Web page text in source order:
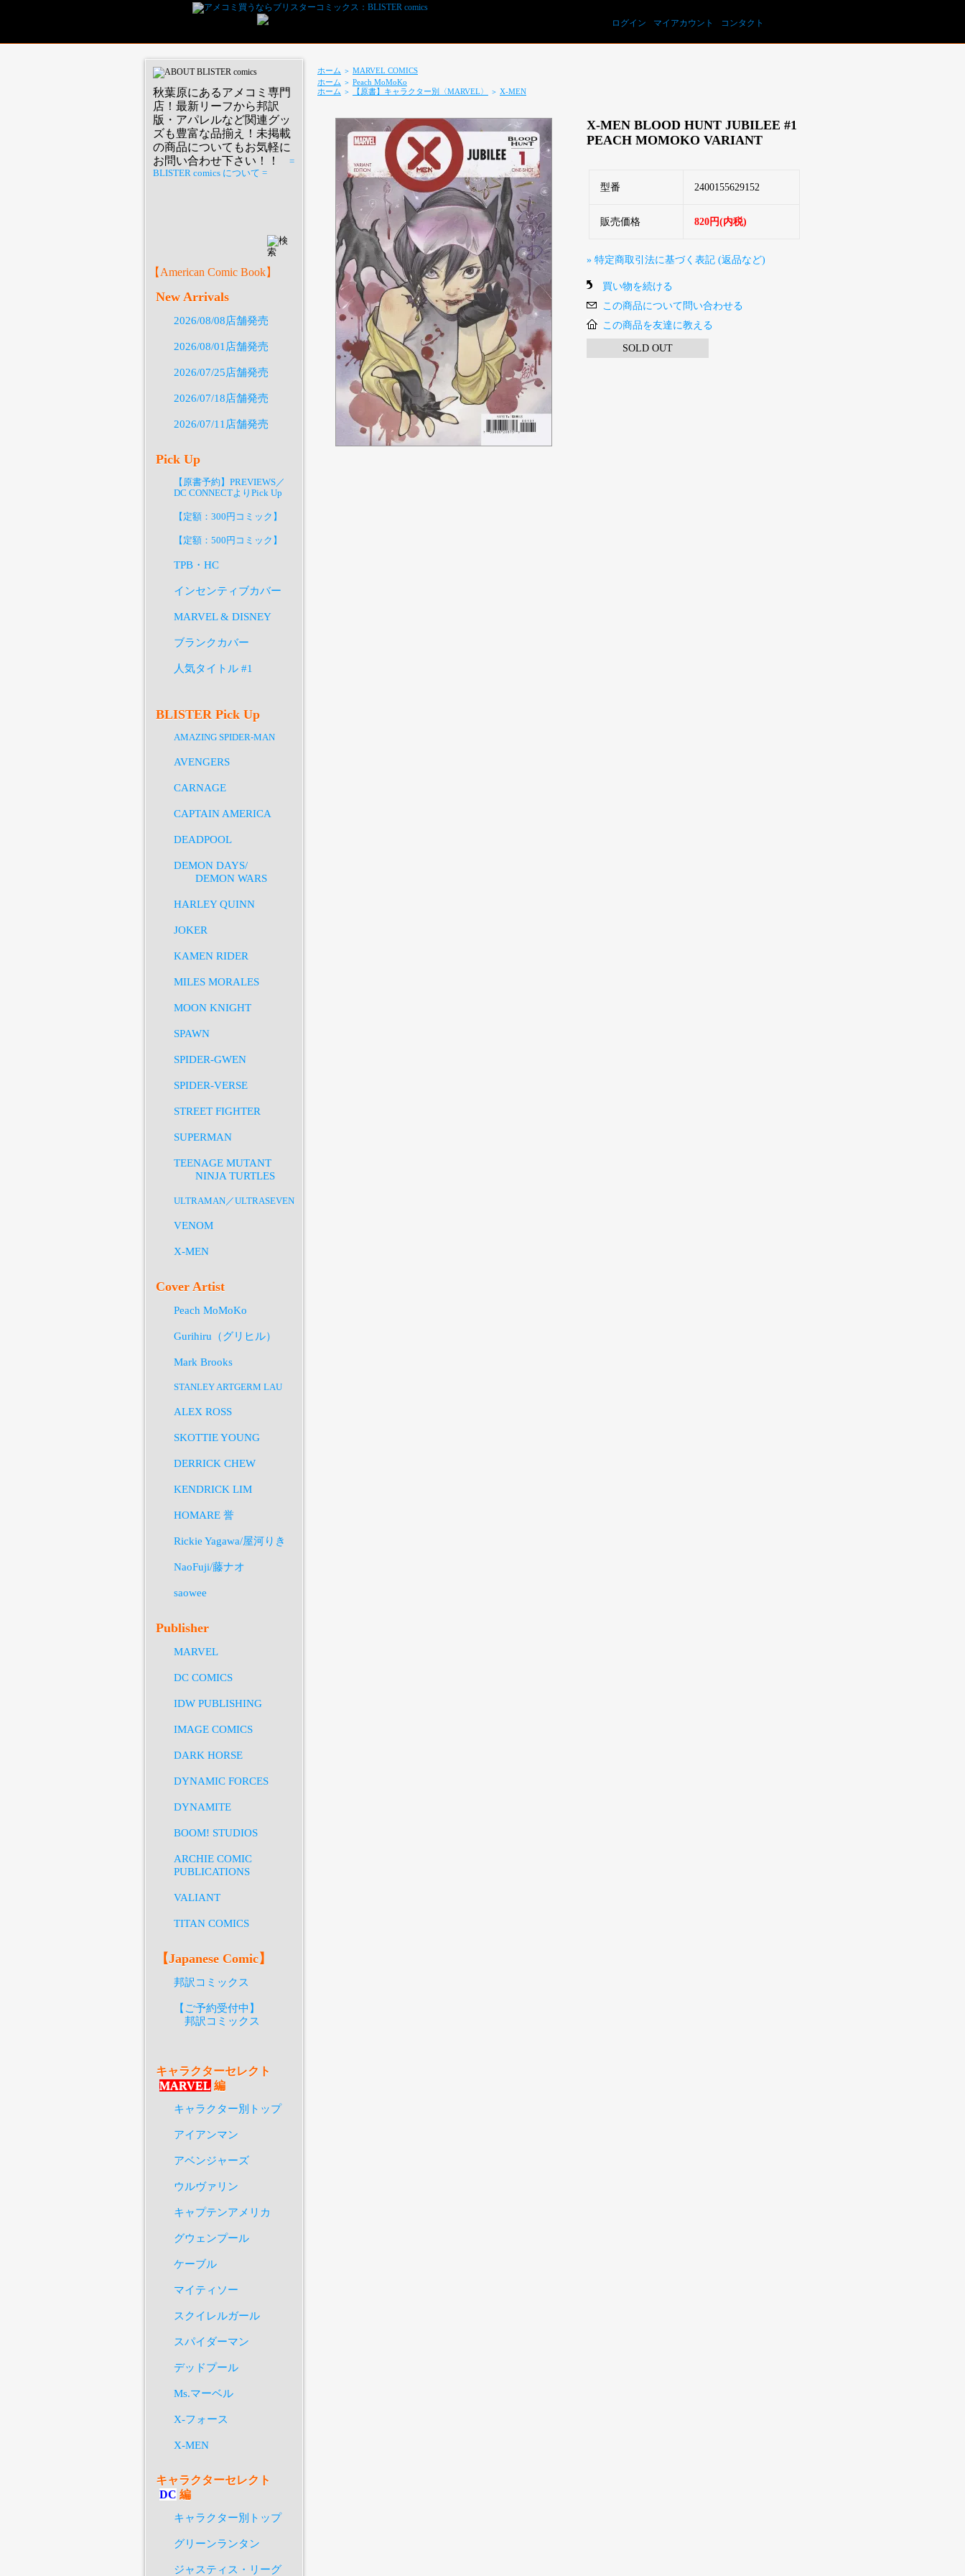
ログイン マイアカウント コンタクト
ホーム ＞ MARVEL COMICS
ホーム ＞ Peach MoMoKo
ホーム ＞ 【原書】キャラクター別〈MARVEL〉 ＞ X-MEN
X-MEN BLOOD HUNT JUBILEE #1
PEACH MOMOKO VARIANT
型番 2400155629152
販売価格 820円(内税)
» 特定商取引法に基づく表記 (返品など)
買い物を続ける
この商品について問い合わせる
この商品を友達に教える
SOLD OUT
秋葉原にあるアメコミ専門
店！最新リーフから邦訳
版・アパレルなど関連グッ
ズも豊富な品揃え！未掲載
の商品についてもお気軽に
お問い合わせ下さい！！
=
BLISTER comics について =
PREVIEWS予約オーダー用紙ダウンロード
【American Comic Book】
New Arrivals
2026/08/08店舗発売
2026/08/01店舗発売
2026/07/25店舗発売
2026/07/18店舗発売
2026/07/11店舗発売
Pick Up
【原書予約】PREVIEWS／
DC CONNECTよりPick Up
【定額：300円コミック】
【定額：500円コミック】
TPB・HC
インセンティブカバー
MARVEL & DISNEY
ブランクカバー
人気タイトル #1
BLISTER Pick Up
AMAZING SPIDER-MAN
AVENGERS
CARNAGE
CAPTAIN AMERICA
DEADPOOL
DEMON DAYS/
DEMON WARS
HARLEY QUINN
JOKER
KAMEN RIDER
MILES MORALES
MOON KNIGHT
SPAWN
SPIDER-GWEN
SPIDER-VERSE
STREET FIGHTER
SUPERMAN
TEENAGE MUTANT
NINJA TURTLES
ULTRAMAN／ULTRASEVEN
VENOM
X-MEN
Cover Artist
Peach MoMoKo
Gurihiru（グリヒル）
Mark Brooks
STANLEY ARTGERM LAU
ALEX ROSS
SKOTTIE YOUNG
DERRICK CHEW
KENDRICK LIM
HOMARE 誉
Rickie Yagawa/屋河りき
NaoFuji/藤ナオ
saowee
Publisher
MARVEL
DC COMICS
IDW PUBLISHING
IMAGE COMICS
DARK HORSE
DYNAMIC FORCES
DYNAMITE
BOOM! STUDIOS
ARCHIE COMIC
PUBLICATIONS
VALIANT
TITAN COMICS
【Japanese Comic】
邦訳コミックス
【ご予約受付中】
邦訳コミックス
キャラクターセレクト
MARVEL 編
キャラクター別トップ
アイアンマン
アベンジャーズ
ウルヴァリン
キャプテンアメリカ
グウェンプール
ケーブル
マイティソー
スクイレルガール
スパイダーマン
デッドプール
Ms.マーベル
X-フォース
X-MEN
キャラクターセレクト
DC 編
キャラクター別トップ
グリーンランタン
ジャスティス・リーグ